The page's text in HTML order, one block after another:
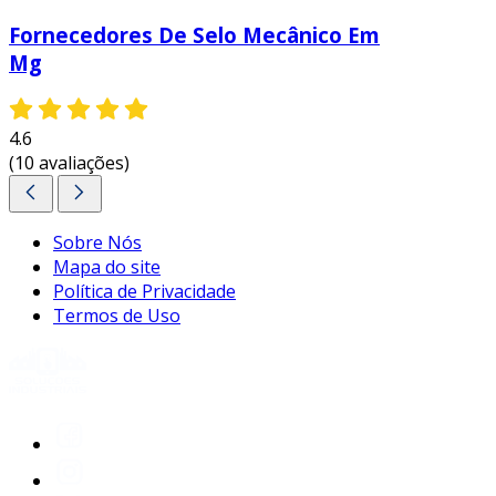
não perca tempo e entre em contato para
solicitar um orçamento personalizado!
Fornecedores De Selo Mecânico Em
Mg
4.6
(10 avaliações)
Sobre Nós
Mapa do site
Política de Privacidade
Termos de Uso